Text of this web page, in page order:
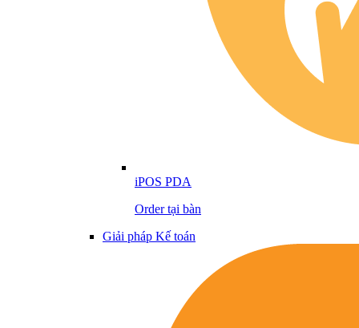
iPOS PDA
Order tại bàn
Giải pháp Kế toán